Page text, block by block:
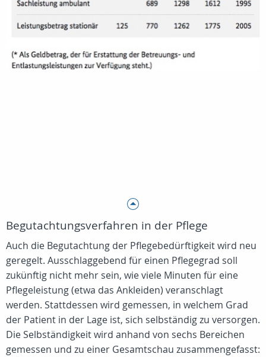
Begutachtungsverfahren in der Pflege
Auch die Begutachtung der Pflegebedürftigkeit wird neu
geregelt. Ausschlaggebend für einen Pflegegrad soll
zukünftig nicht mehr sein, wie viele Minuten für eine
Pflegeleistung (etwa das Ankleiden) veranschlagt
werden. Stattdessen wird gemessen, in welchem Grad
der Patient in der Lage ist, sich selbständig zu versorgen.
Die Selbständigkeit wird anhand von sechs Bereichen
gemessen und zu einer Gesamtschau zusammengefasst: